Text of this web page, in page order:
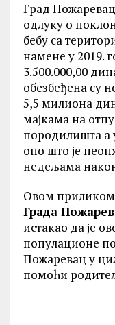
Град
одлуку о
бебу са
намене у 2019.
3.500.000,00
обезбеђена су
5,5 милиона
мајкама на
породилишта а
оно што је
недељама
Овом приликом
Града
истакао да је
популационе
Пожаревац у
помоћи